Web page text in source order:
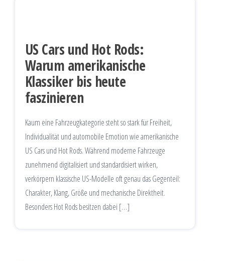
US Cars und Hot Rods:
Warum amerikanische
Klassiker bis heute
faszinieren
Kaum eine Fahrzeugkategorie steht so stark für Freiheit,
Individualität und automobile Emotion wie amerikanische
US Cars und Hot Rods. Während moderne Fahrzeuge
zunehmend digitalisiert und standardisiert wirken,
verkörpern klassische US-Modelle oft genau das Gegenteil:
Charakter, Klang, Größe und mechanische Direktheit.
Besonders Hot Rods besitzen dabei […]